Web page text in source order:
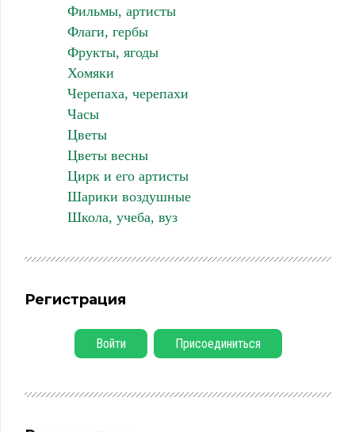
Фильмы, артисты
Флаги, гербы
Фрукты, ягоды
Хомяки
Черепаха, черепахи
Часы
Цветы
Цветы весны
Цирк и его артисты
Шарики воздушные
Школа, учеба, вуз
Регистрация
Войти Присоединиться